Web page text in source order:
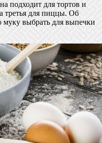
подходит для тортов и
третья для пиццы. Об
муку выбрать для выпечки